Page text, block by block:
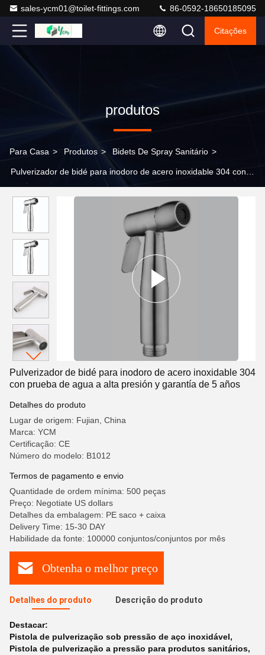
sales-ycm01@toilet-fittings.com 86-0592-18650185095
Citações
produtos
Para Casa > Produtos > Bidets De Spray Sanitário >
Pulverizador de bidé para inodoro de acero inoxidable 304 con
Pulverizador de bidé para inodoro de acero inoxidable 304
con prueba de agua a alta presión y garantía de 5 años
Detalhes do produto
Lugar de origem: Fujian, China
Marca: YCM
Certificação: CE
Número do modelo: B1012
Termos de pagamento e envio
Quantidade de ordem mínima: 500 peças
Preço: Negotiate US dollars
Detalhes da embalagem: PE saco + caixa
Delivery Time: 15-30 DAY
Habilidade da fonte: 100000 conjuntos/conjuntos por mês
Obtenha o melhor preço
Detalhes do produto Descrição do produto
Destacar:
Pistola de pulverização sob pressão de aço inoxidável,
Pistola de pulverização a pressão para produtos sanitários,